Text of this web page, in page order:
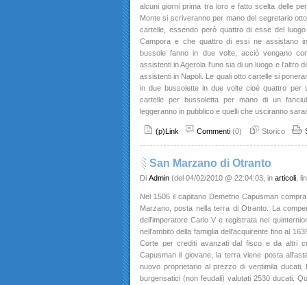
alcuni giorni prima tra loro e fatto scelta delle
Monte si scriveranno per mano del segretario
cartelle, essendo però quattro di esse del
Campora e che quattro di essi ne assistano
bussole fanno in due volte, acciò vengano
assistenti in Agerola l'uno sia di un luogo e l'altro
assistenti in Napoli. Le quali otto cartelle si
in due bussolette in due volte cioé quattro per
cartelle per bussoletta per mano di un
leggeranno in pubblico e quelli che usciranno
(p)Link Commenti (0) Storico
San Marzano di Otranto
Di Admin (del 04/02/2010 @ 22:04:03, in articoli ,
Nel 1506 il capitano Demetrio Capusman
Marzano, posta nella terra di Otranto. La
dell'imperatore Carlo V e registrata nei
nell'ambito della famiglia dell'acquirente fino al
Corte per crediti avanzati dal fisco e da altri
Capusman il giovane, la terra viene posta
nuovo proprietario al prezzo di ventimila
burgensatici (non feudali) valutati 2530 ducati.